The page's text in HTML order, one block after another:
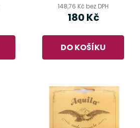
148,76 Kč bez DPH
180 Kč
DO KOŠÍKU